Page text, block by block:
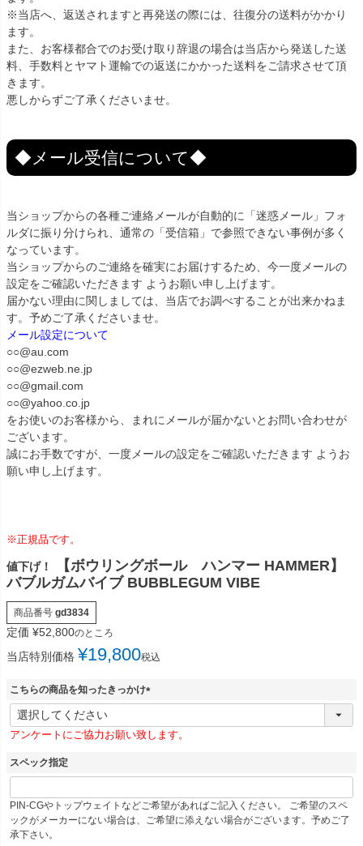
※当店へ、返送されますと再発送の際には、往復分の送料がかかり
ます。
また、お客様都合でのお受け取り辞退の場合は当店から発送した送
料、手数料とヤマト運輸での返送にかかった送料をご請求させて頂
きます。
悪しからずご了承くださいませ。
◆メール受信について◆
当ショップからの各種ご連絡メールが自動的に「迷惑メール」フォ
ルダに振り分けられ、通常の「受信箱」で参照できない事例が多く
なっています。
当ショップからのご連絡を確実にお届けするため、今一度メールの
設定をご確認いただきます ようお願い申し上げます。
届かない理由に関しましては、当店でお調べすることが出来かねま
す。予めご了承くださいませ。
メール設定について
○○@au.com
○○@ezweb.ne.jp
○○@gmail.com
○○@yahoo.co.jp
をお使いのお客様から、まれにメールが届かないとお問い合わせが
ございます。
誠にお手数ですが、一度メールの設定をご確認いただきます ようお
願い申し上げます。
※正規品です。
値下げ！
【ボウリングボール ハンマー HAMMER】
バブルガムバイブ BUBBLEGUM VIBE
商品番号 gd3834
定価 ¥52,800のところ
当店特別価格 ¥19,800税込
こちらの商品を知ったきっかけ
(
須
アンケートにご協力お願い致します。
スペック指定
PIN-CGやトップウェイトなどご希望があればご記入ください。 ご希望のスペ
ックがメーカーにない場合は、ご希望に添えない場合がございます。予めご了
承下さい。